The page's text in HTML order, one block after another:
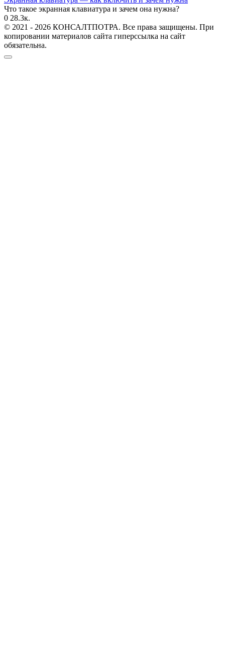
Что такое экранная клавиатура и зачем она нужна?
0 28.3к.
© 2021 - 2026 КОНСАЛТПОТРА. Все права защищены. При
копировании материалов сайта гиперссылка на сайт
обязательна.